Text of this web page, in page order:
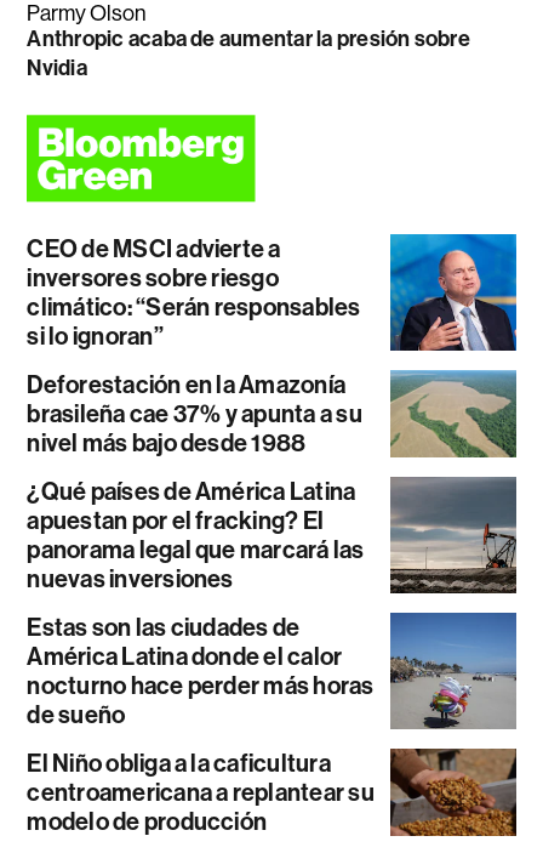
Parmy Olson
Anthropic acaba de aumentar la presión sobre
Nvidia
CEO de MSCI advierte a
inversores sobre riesgo
climático: “Serán responsables
si lo ignoran”
Deforestación en la Amazonía
brasileña cae 37% y apunta a su
nivel más bajo desde 1988
¿Qué países de América Latina
apuestan por el fracking? El
panorama legal que marcará las
nuevas inversiones
Estas son las ciudades de
América Latina donde el calor
nocturno hace perder más horas
de sueño
El Niño obliga a la caficultura
centroamericana a replantear su
modelo de producción